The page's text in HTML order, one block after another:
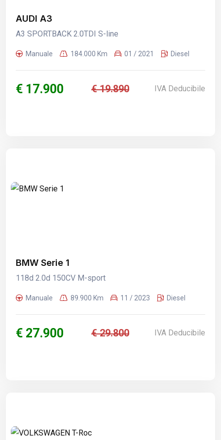
AUDI A3
A3 SPORTBACK 2.0TDI S-line
Manuale 184.000 Km 01 / 2021 Diesel
€ 17.900 € 19.890 IVA Deducibile
BMW Serie 1
118d 2.0d 150CV M-sport
Manuale 89.900 Km 11 / 2023 Diesel
€ 27.900 € 29.800 IVA Deducibile